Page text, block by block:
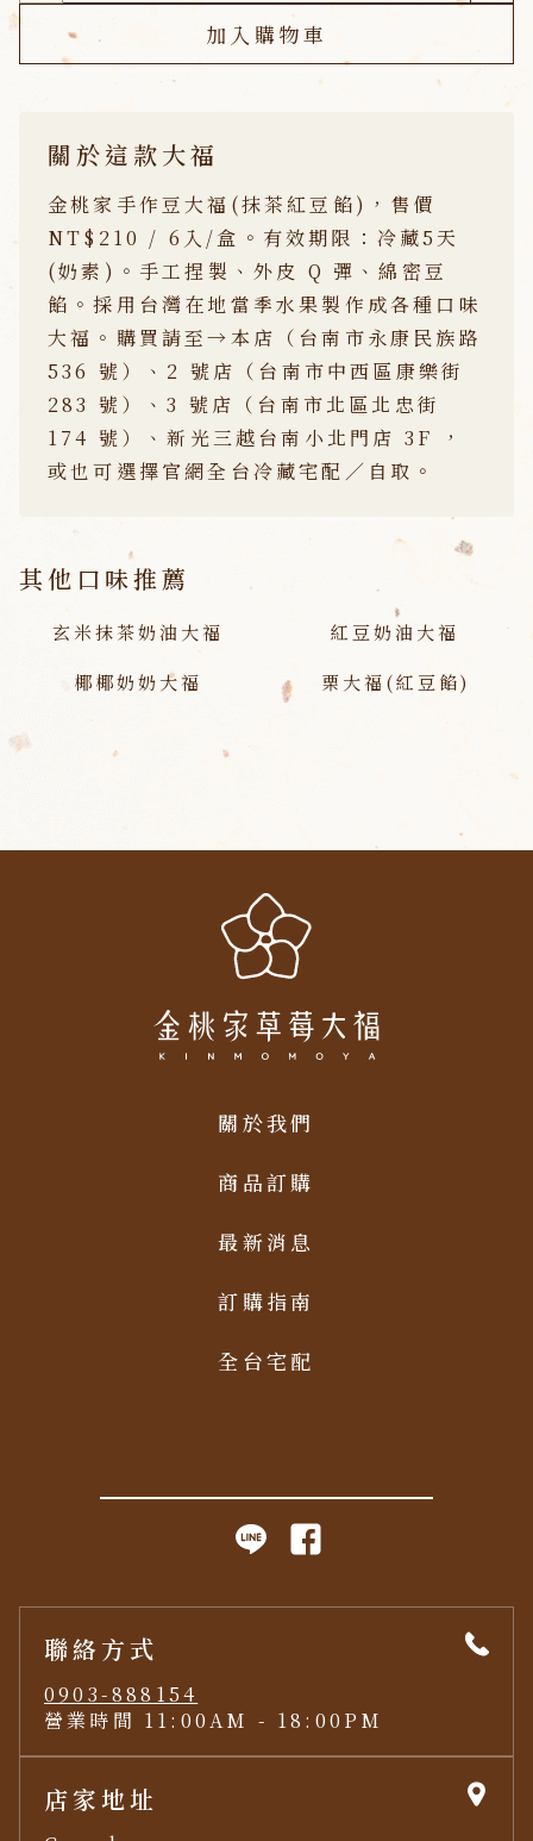
加入購物車
關於這款大福
金桃家手作豆大福(抹茶紅豆餡)，售價
NT$210 / 6入/盒。有效期限：冷藏5天
(奶素)。手工捏製、外皮 Q 彈、綿密豆
餡。採用台灣在地當季水果製作成各種口味
大福。購買請至→本店（台南市永康民族路
536 號）、2 號店（台南市中西區康樂街
283 號）、3 號店（台南市北區北忠街
174 號）、新光三越台南小北門店 3F ，
或也可選擇官網全台冷藏宅配／自取。
其他口味推薦
玄米抹茶奶油大福
紅豆奶油大福
椰椰奶奶大福
栗大福(紅豆餡)
關於我們
商品訂購
最新消息
訂購指南
全台宅配
聯絡方式
0903-888154
營業時間 11:00AM - 18:00PM
店家地址